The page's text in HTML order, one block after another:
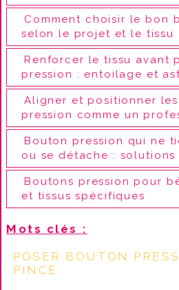
Comment choisir le bon
selon le projet et le tissu
Renforcer le tissu avant
pression : entoilage et
Aligner et positionner
pression comme un
Bouton pression qui ne
ou se détache : solutions
Boutons pression pour
et tissus spécifiques
Mots clés :
POSER BOUTON
PINCE